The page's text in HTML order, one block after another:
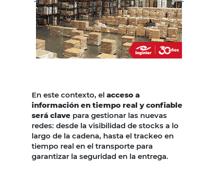
En este contexto, el acceso a
información en tiempo real y confiable
será clave para gestionar las nuevas
redes: desde la visibilidad de stocks a lo
largo de la cadena, hasta el trackeo en
tiempo real en el transporte para
garantizar la seguridad en la entrega.